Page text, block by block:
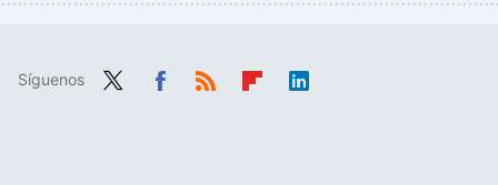
Síguenos